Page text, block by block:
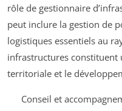
rôle de gestionnaire
peut inclure la gestion de
logistiques essentiels au
infrastructures
territoriale et le
Conseil et